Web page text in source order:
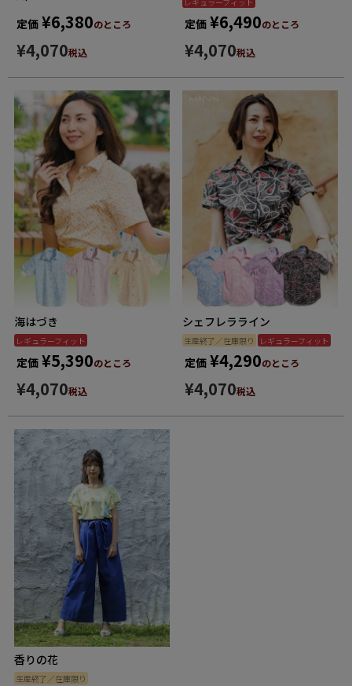
定価 ¥6,380のところ
¥4,070税込
定価 ¥6,490のところ
¥4,070税込
海はづき
レギュラーフィット
定価 ¥5,390のところ
¥4,070税込
シェフレラライン
生産終了／在庫限り レギュラーフィット
定価 ¥4,290のところ
¥4,070税込
香りの花
生産終了／在庫限り